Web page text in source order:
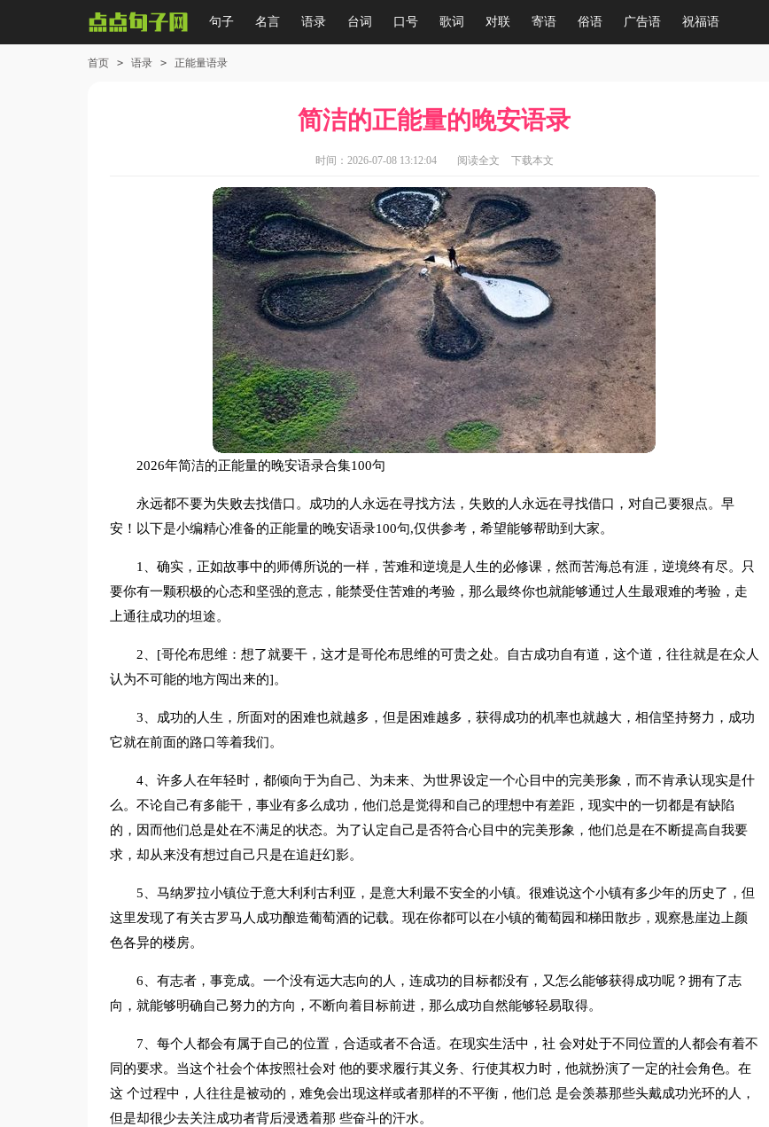
句子 名言 语录 台词 口号 歌词 对联 寄语 俗语 广告语 祝福语
首页 > 语录 > 正能量语录
简洁的正能量的晚安语录
时间：2026-07-08 13:12:04 阅读全文 下载本文
2026年简洁的正能量的晚安语录合集100句
永远都不要为失败去找借口。成功的人永远在寻找方法，失败的人永远在寻找借口，对自己要狠点。早
安！以下是小编精心准备的正能量的晚安语录100句,仅供参考，希望能够帮助到大家。
1、确实，正如故事中的师傅所说的一样，苦难和逆境是人生的必修课，然而苦海总有涯，逆境终有尽。只
要你有一颗积极的心态和坚强的意志，能禁受住苦难的考验，那么最终你也就能够通过人生最艰难的考验，走
上通往成功的坦途。
2、[哥伦布思维：想了就要干，这才是哥伦布思维的可贵之处。自古成功自有道，这个道，往往就是在众人
认为不可能的地方闯出来的]。
3、成功的人生，所面对的困难也就越多，但是困难越多，获得成功的机率也就越大，相信坚持努力，成功
它就在前面的路口等着我们。
4、许多人在年轻时，都倾向于为自己、为未来、为世界设定一个心目中的完美形象，而不肯承认现实是什
么。不论自己有多能干，事业有多么成功，他们总是觉得和自己的理想中有差距，现实中的一切都是有缺陷
的，因而他们总是处在不满足的状态。为了认定自己是否符合心目中的完美形象，他们总是在不断提高自我要
求，却从来没有想过自己只是在追赶幻影。
5、马纳罗拉小镇位于意大利利古利亚，是意大利最不安全的小镇。很难说这个小镇有多少年的历史了，但
这里发现了有关古罗马人成功酿造葡萄酒的记载。现在你都可以在小镇的葡萄园和梯田散步，观察悬崖边上颜
色各异的楼房。
6、有志者，事竞成。一个没有远大志向的人，连成功的目标都没有，又怎么能够获得成功呢？拥有了志
向，就能够明确自己努力的方向，不断向着目标前进，那么成功自然能够轻易取得。
7、每个人都会有属于自己的位置，合适或者不合适。在现实生活中，社 会对处于不同位置的人都会有着不
同的要求。当这个社会个体按照社会对 他的要求履行其义务、行使其权力时，他就扮演了一定的社会角色。在
这 个过程中，人往往是被动的，难免会出现这样或者那样的不平衡，他们总 是会羡慕那些头戴成功光环的人，
但是却很少去关注成功者背后浸透着那 些奋斗的汗水。